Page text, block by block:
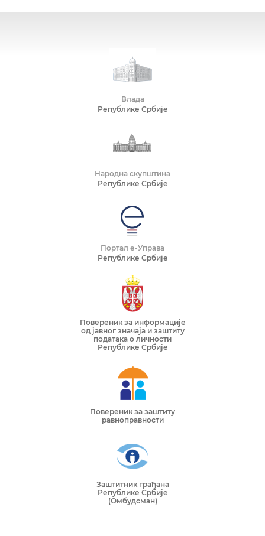
Влада
Републике Србије
Народна скупштина
Републике Србије
Портал е-Управа
Републике Србије
Повереник за информације
од јавног значаја и заштиту
података о личности
Републике Србије
Повереник за заштиту
равноправности
Заштитник грађана
Републике Србије
(Омбудсман)